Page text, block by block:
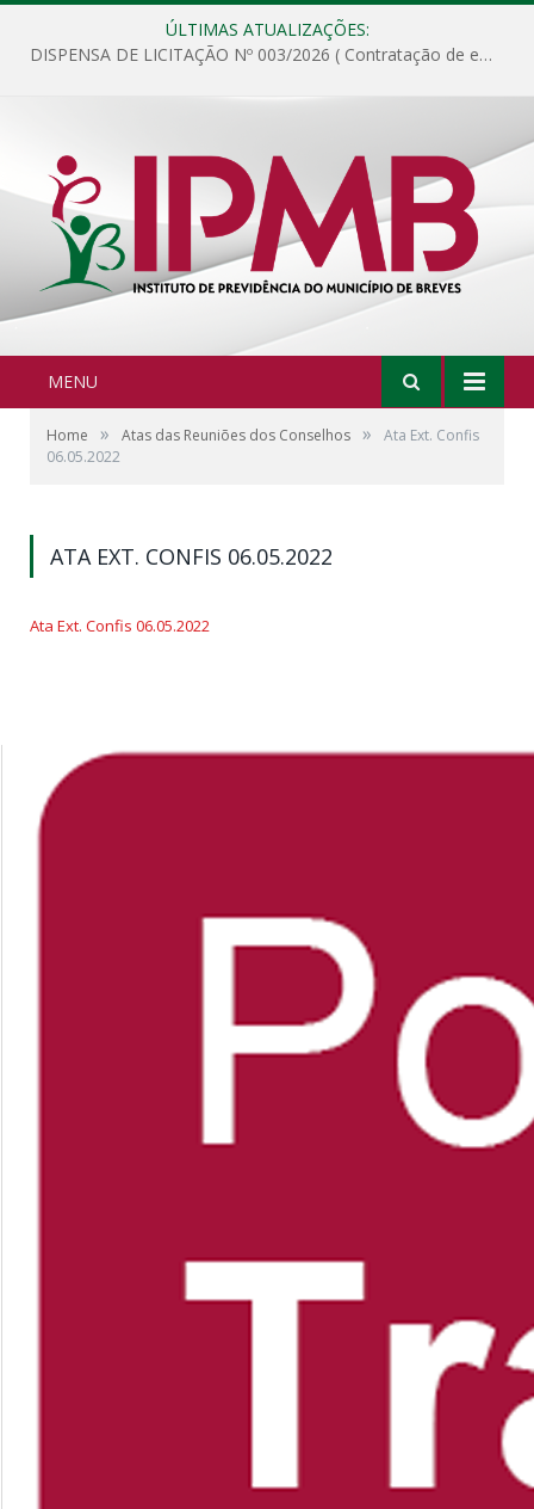
ÚLTIMAS ATUALIZAÇÕES:
DISPENSA DE LICITAÇÃO Nº 003/2026 ( Contratação de empresa para fornecimento de gêneros alimentícios não perecíveis, materiais de expediente, descartáveis, copa e cozinha, para análise e posterior publicação.)
MENU
Home » Atas das Reuniões dos Conselhos »
Ata Ext. Confis
06.05.2022
ATA EXT. CONFIS 06.05.2022
Ata Ext. Confis 06.05.2022